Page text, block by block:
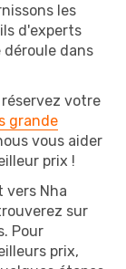
les
d'experts
déroule dans
votre
grande
vous aider
prix !
vers Nha
sur
Pour
prix,